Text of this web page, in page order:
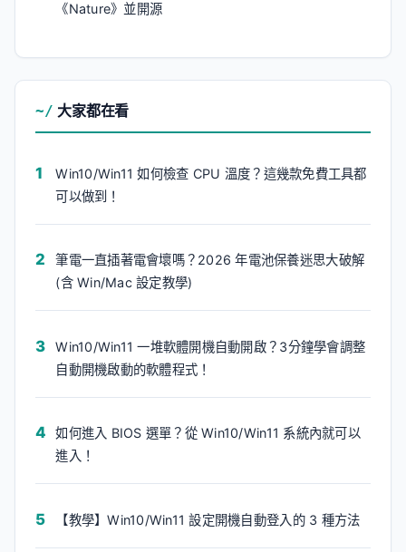
《Nature》並開源
大家都在看
Win10/Win11 如何檢查 CPU 溫度？這幾款免費工具都
可以做到！
筆電一直插著電會壞嗎？2026 年電池保養迷思大破解
(含 Win/Mac 設定教學)
Win10/Win11 一堆軟體開機自動開啟？3分鐘學會調整
自動開機啟動的軟體程式！
如何進入 BIOS 選單？從 Win10/Win11 系統內就可以
進入！
【教學】Win10/Win11 設定開機自動登入的 3 種方法